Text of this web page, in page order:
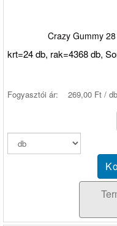
Crazy Gummy
krt=24 db, rak=4368 db,
Fogyasztói ár: 269,00 Ft / db